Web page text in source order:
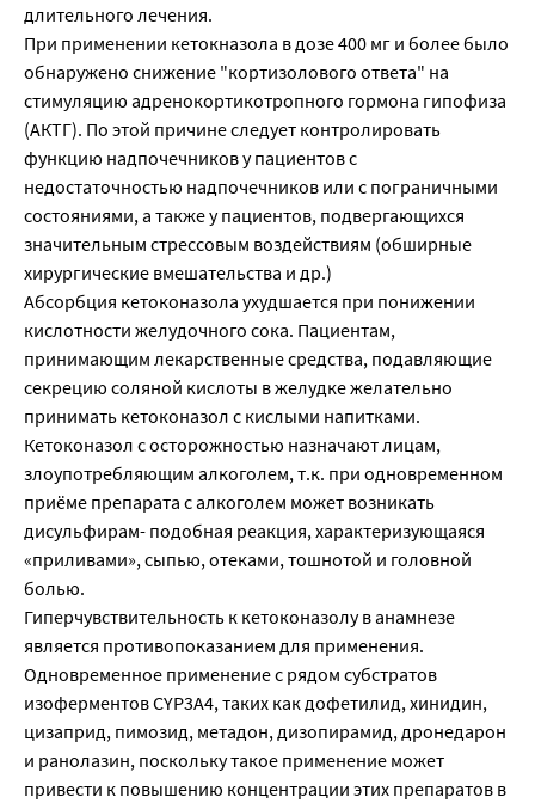
длительного лечения.
При применении кетокназола в дозе 400 мг и более было
обнаружено снижение "кортизолового ответа" на
стимуляцию адренокортикотропного гормона гипофиза
(АКТГ). По этой причине следует контролировать
функцию надпочечников у пациентов с
недостаточностью надпочечников или с пограничными
состояниями, а также у пациентов, подвергающихся
значительным стрессовым воздействиям (обширные
хирургические вмешательства и др.)
Абсорбция кетоконазола ухудшается при понижении
кислотности желудочного сока. Пациентам,
принимающим лекарственные средства, подавляющие
секрецию соляной кислоты в желудке желательно
принимать кетоконазол с кислыми напитками.
Кетоконазол с осторожностью назначают лицам,
злоупотребляющим алкоголем, т.к. при одновременном
приёме препарата с алкоголем может возникать
дисульфирам- подобная реакция, характеризующаяся
«приливами», сыпью, отеками, тошнотой и головной
болью.
Гиперчувствительность к кетоконазолу в анамнезе
является противопоказанием для применения.
Одновременное применение с рядом субстратов
изоферментов CYP3A4, таких как дофетилид, хинидин,
цизаприд, пимозид, метадон, дизопирамид, дронедарон
и ранолазин, поскольку такое применение может
привести к повышению концентрации этих препаратов в